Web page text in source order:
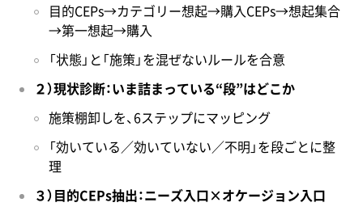
目的CEPs→カテゴリー想起→購入CEPs→想起集合
→第一想起→購入
「状態」と「施策」を混ぜないルールを合意
２）現状診断：いま詰まっている“段”はどこか
施策棚卸しを、6ステップにマッピング
「効いている／効いていない／不明」を段ごとに整
理
３）目的CEPs抽出：ニーズ入口×オケージョン入口